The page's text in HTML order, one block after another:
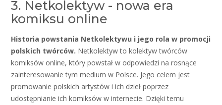
3. Netkolektyw - nowa era
komiksu online
Historia powstania Netkolektywu i jego rola w promocji
polskich twórców. Netkolektyw to kolektyw twórców
komiksów online, który powstał w odpowiedzi na rosnące
zainteresowanie tym medium w Polsce. Jego celem jest
promowanie polskich artystów i ich dzieł poprzez
udostępnianie ich komiksów w internecie. Dzięki temu